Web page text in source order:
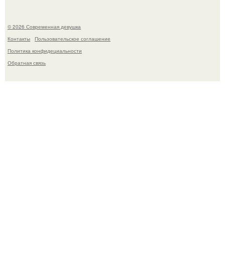
© 2026 Современная девушка
Контакты
Пользовательское соглашение
Политика конфидециальности
Обратная связь